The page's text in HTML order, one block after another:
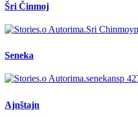
Šri Činmoj
Seneka
Ajnštajn